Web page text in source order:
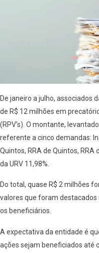
De janeiro a julho, associados
de R$ 12 milhões em
(RPV’s). O montante,
referente a cinco demandas:
Quintos, RRA de Quintos,
da URV 11,98%.
Do total, quase R$ 2 milhões
valores que foram destacados
os beneficiários.
A expectativa da entidade é
ações sejam beneficiados até